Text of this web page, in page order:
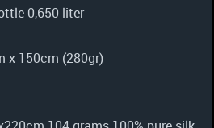
0,650 liter
x 150cm (280gr)